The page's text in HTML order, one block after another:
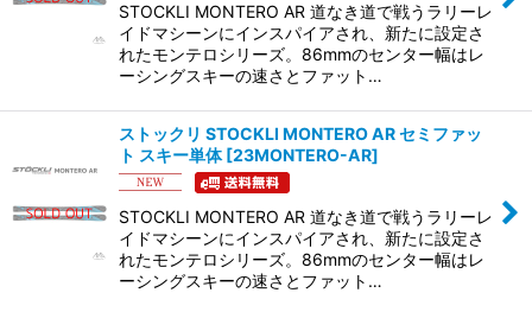
STOCKLI MONTERO AR 道なき道で戦うラリーレ
イドマシーンにインスパイアされ、新たに設定さ
れたモンテロシリーズ。86mmのセンター幅はレ
ーシングスキーの速さとファット…
ストックリ STOCKLI MONTERO AR セミファッ
ト スキー単体 [23MONTERO-AR]
STOCKLI MONTERO AR 道なき道で戦うラリーレ
イドマシーンにインスパイアされ、新たに設定さ
れたモンテロシリーズ。86mmのセンター幅はレ
ーシングスキーの速さとファット…